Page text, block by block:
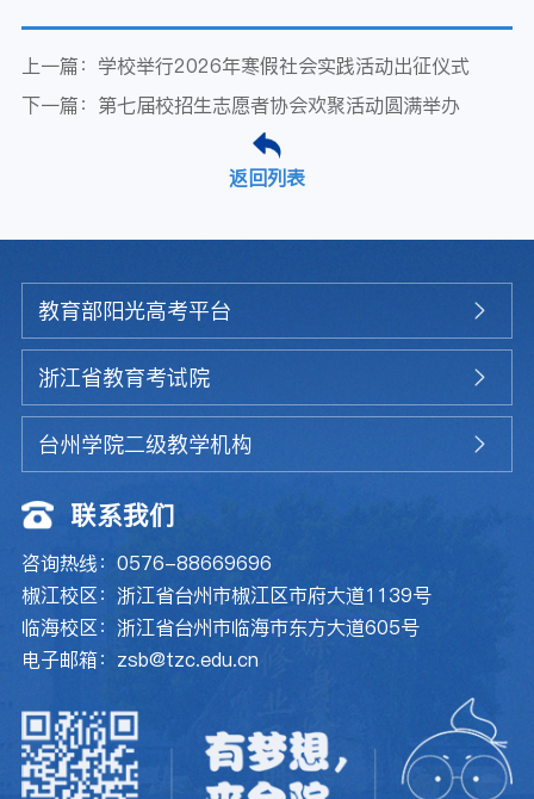
上一篇：学校举行2026年寒假社会实践活动出征仪式
下一篇：第七届校招生志愿者协会欢聚活动圆满举办
返回列表
教育部阳光高考平台
浙江省教育考试院
台州学院二级教学机构
联系我们
咨询热线：0576-88669696
椒江校区：浙江省台州市椒江区市府大道1139号
临海校区：浙江省台州市临海市东方大道605号
电子邮箱：zsb@tzc.edu.cn